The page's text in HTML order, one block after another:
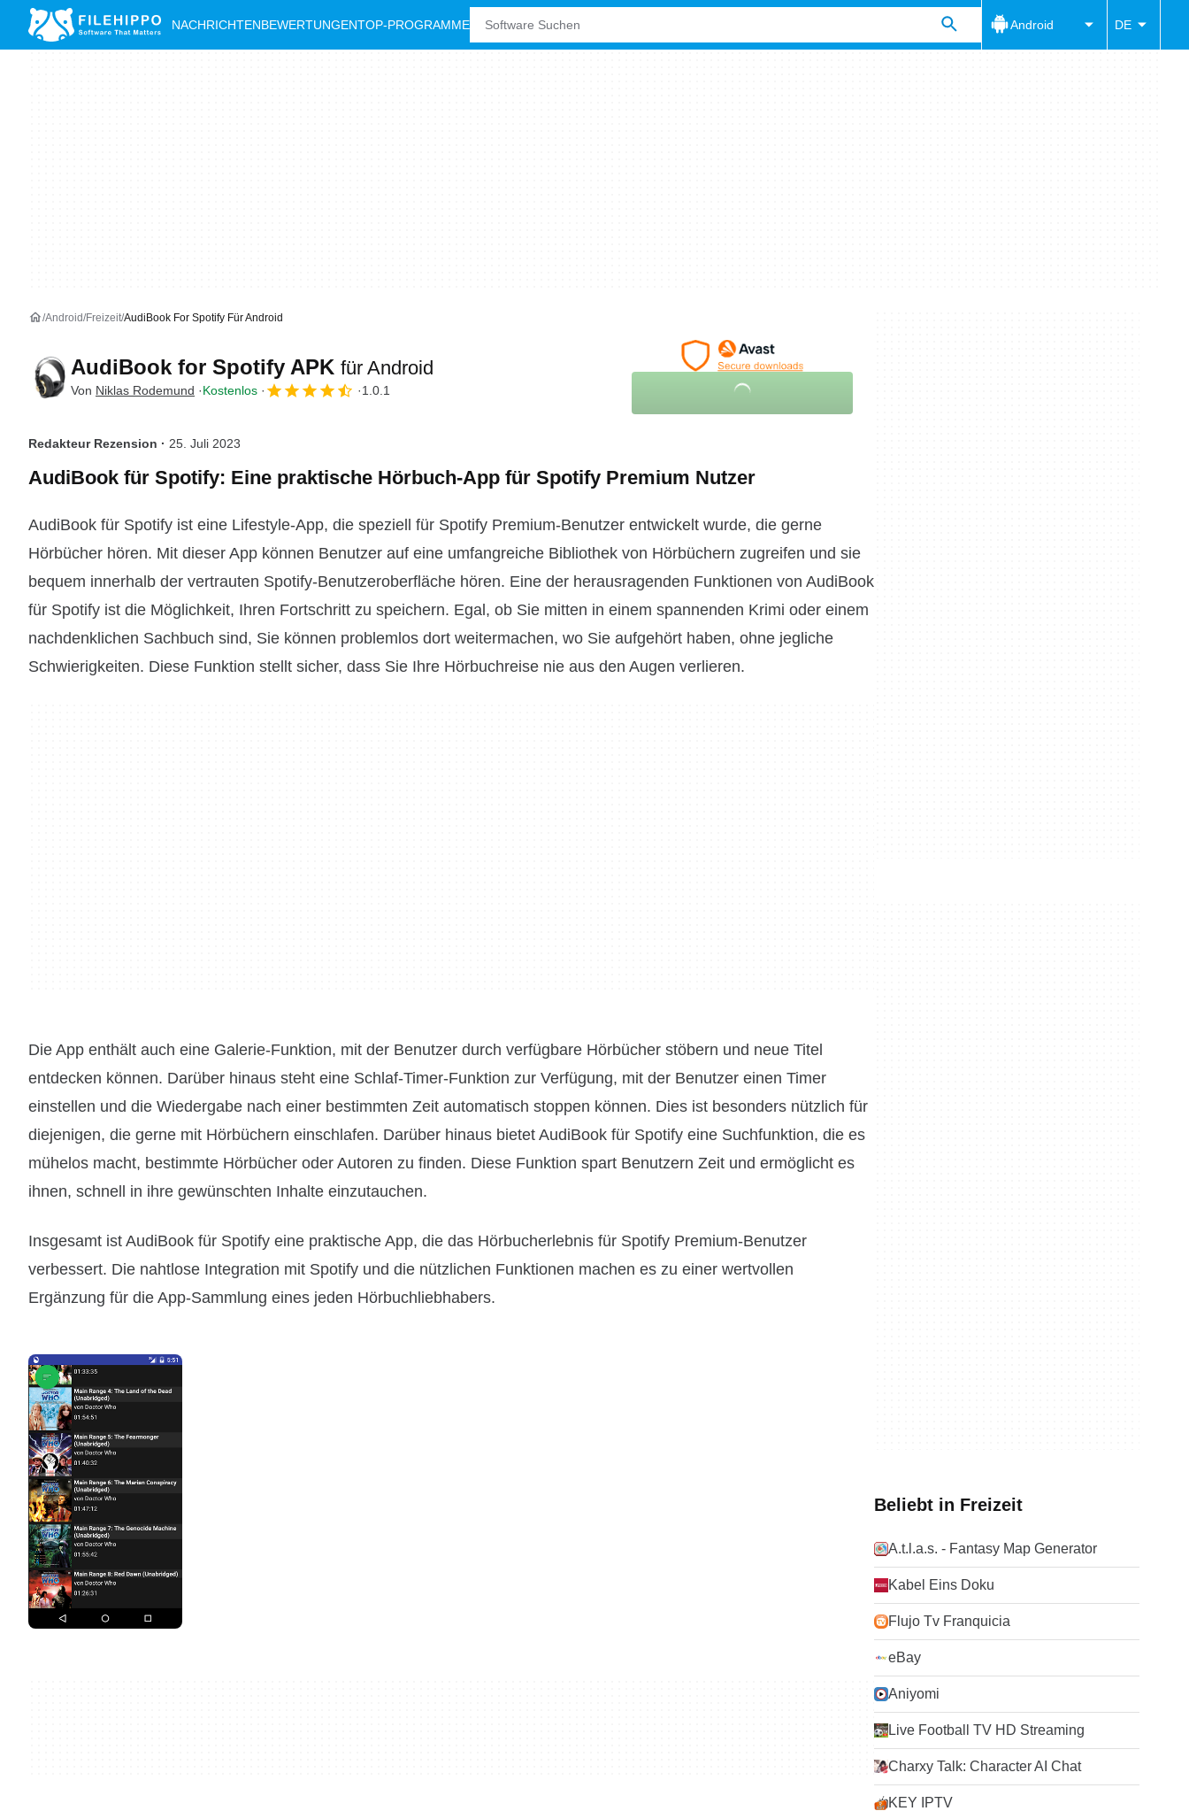
NACHRICHTENBEWERTUNGENTOP-PROGRAMME Android DE
Android Freizeit AudiBook For Spotify Für Android
AudiBook for Spotify APK für Android
Von Niklas Rodemund Kostenlos 1.0.1
Redakteur Rezension · 25. Juli 2023
AudiBook für Spotify: Eine praktische Hörbuch-App für Spotify Premium Nutzer
AudiBook für Spotify ist eine Lifestyle-App, die speziell für Spotify Premium-Benutzer entwickelt wurde, die gerne
Hörbücher hören. Mit dieser App können Benutzer auf eine umfangreiche Bibliothek von Hörbüchern zugreifen und sie
bequem innerhalb der vertrauten Spotify-Benutzeroberfläche hören. Eine der herausragenden Funktionen von AudiBook
für Spotify ist die Möglichkeit, Ihren Fortschritt zu speichern. Egal, ob Sie mitten in einem spannenden Krimi oder einem
nachdenklichen Sachbuch sind, Sie können problemlos dort weitermachen, wo Sie aufgehört haben, ohne jegliche
Schwierigkeiten. Diese Funktion stellt sicher, dass Sie Ihre Hörbuchreise nie aus den Augen verlieren.
Die App enthält auch eine Galerie-Funktion, mit der Benutzer durch verfügbare Hörbücher stöbern und neue Titel
entdecken können. Darüber hinaus steht eine Schlaf-Timer-Funktion zur Verfügung, mit der Benutzer einen Timer
einstellen und die Wiedergabe nach einer bestimmten Zeit automatisch stoppen können. Dies ist besonders nützlich für
diejenigen, die gerne mit Hörbüchern einschlafen. Darüber hinaus bietet AudiBook für Spotify eine Suchfunktion, die es
mühelos macht, bestimmte Hörbücher oder Autoren zu finden. Diese Funktion spart Benutzern Zeit und ermöglicht es
ihnen, schnell in ihre gewünschten Inhalte einzutauchen.
Insgesamt ist AudiBook für Spotify eine praktische App, die das Hörbucherlebnis für Spotify Premium-Benutzer
verbessert. Die nahtlose Integration mit Spotify und die nützlichen Funktionen machen es zu einer wertvollen
Ergänzung für die App-Sammlung eines jeden Hörbuchliebhabers.
Beliebt in Freizeit
A.t.l.a.s. - Fantasy Map Generator
Kabel Eins Doku
Flujo Tv Franquicia
eBay
Aniyomi
Live Football TV HD Streaming
Charxy Talk: Character AI Chat
KEY IPTV